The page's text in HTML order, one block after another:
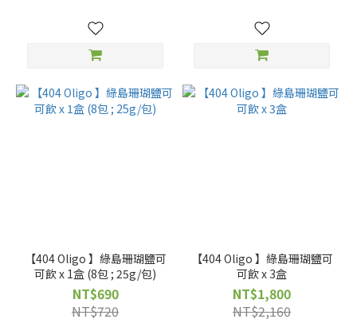
【404 Oligo 】綠島珊瑚鹽可
可飲 x 1盒 (8包 ; 25g/包)
NT$690
NT$720
【404 Oligo 】綠島珊瑚鹽可
可飲 x 3盒
NT$1,800
NT$2,160